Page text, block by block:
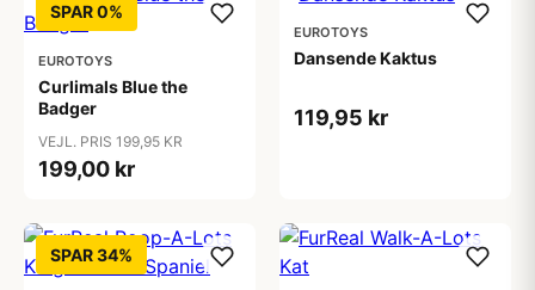
SPAR 0%
EUROTOYS
Curlimals Blue the
Badger
VEJL. PRIS 199,95 KR
199,00 kr
EUROTOYS
Dansende Kaktus
119,95 kr
SPAR 34%